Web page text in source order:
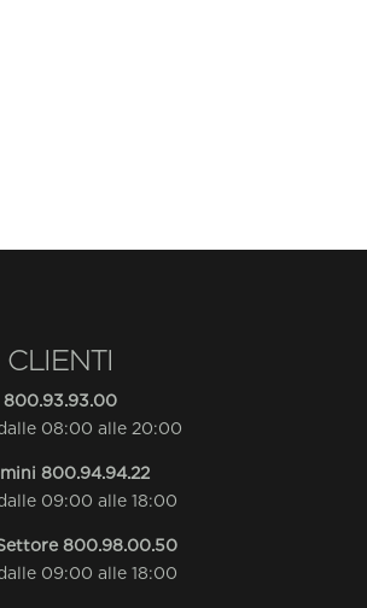
800.93.93.00
08:00 alle 20:00
800.94.94.22
09:00 alle 18:00
800.98.00.50
09:00 alle 18:00